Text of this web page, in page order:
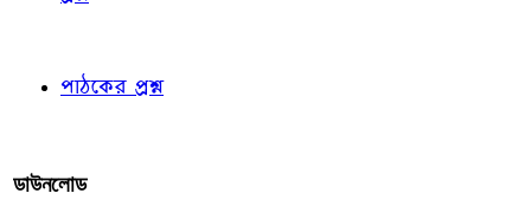
পাঠকের প্রশ্ন
ডাউনলোড